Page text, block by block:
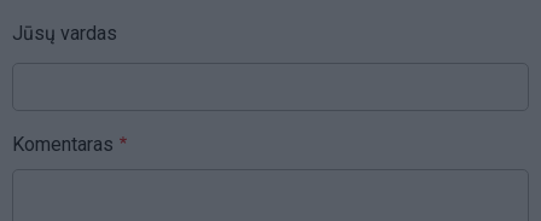
Jūsų vardas
Komentaras